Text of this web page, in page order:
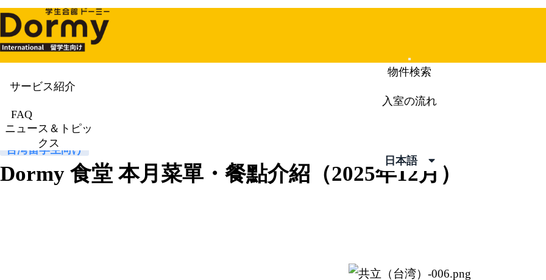
Mobile
Menu
物件検索
サービス紹介
入室の流れ
FAQ
ニュース＆トピッ
クス
日本語
ニュース＆トピックス
台湾留学生向け
Dormy 食堂 本月菜單・餐點介紹（2025年12月）